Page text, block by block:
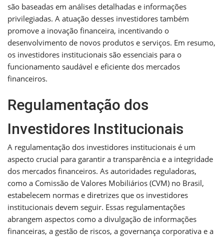
são baseadas em análises detalhadas e informações
privilegiadas. A atuação desses investidores também
promove a inovação financeira, incentivando o
desenvolvimento de novos produtos e serviços. Em resumo,
os investidores institucionais são essenciais para o
funcionamento saudável e eficiente dos mercados
financeiros.
Regulamentação dos
Investidores Institucionais
A regulamentação dos investidores institucionais é um
aspecto crucial para garantir a transparência e a integridade
dos mercados financeiros. As autoridades reguladoras,
como a Comissão de Valores Mobiliários (CVM) no Brasil,
estabelecem normas e diretrizes que os investidores
institucionais devem seguir. Essas regulamentações
abrangem aspectos como a divulgação de informações
financeiras, a gestão de riscos, a governança corporativa e a